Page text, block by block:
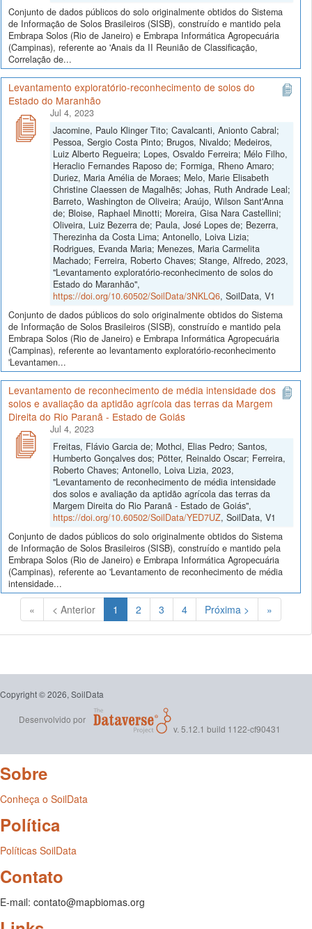
Conjunto de dados públicos do solo originalmente obtidos do Sistema
de Informação de Solos Brasileiros (SISB), construído e mantido pela
Embrapa Solos (Rio de Janeiro) e Embrapa Informática Agropecuária
(Campinas), referente ao 'Anais da II Reunião de Classificação,
Correlação de...
Levantamento exploratório-reconhecimento de solos do
Estado do Maranhão
Jul 4, 2023
Jacomine, Paulo Klinger Tito; Cavalcanti, Anionto Cabral;
Pessoa, Sergio Costa Pinto; Brugos, Nivaldo; Medeiros,
Luiz Alberto Regueira; Lopes, Osvaldo Ferreira; Mélo Filho,
Heraclio Fernandes Raposo de; Formiga, Rheno Amaro;
Duriez, Maria Amélia de Moraes; Melo, Marie Elisabeth
Christine Claessen de Magalhẽs; Johas, Ruth Andrade Leal;
Barreto, Washington de Oliveira; Araújo, Wilson Sant'Anna
de; Bloise, Raphael Minotti; Moreira, Gisa Nara Castellini;
Oliveira, Luiz Bezerra de; Paula, José Lopes de; Bezerra,
Therezinha da Costa Lima; Antonello, Loiva Lizia;
Rodrigues, Evanda Maria; Menezes, Maria Carmelita
Machado; Ferreira, Roberto Chaves; Stange, Alfredo, 2023,
"Levantamento exploratório-reconhecimento de solos do
Estado do Maranhão",
https://doi.org/10.60502/SoilData/3NKLQ6, SoilData, V1
Conjunto de dados públicos do solo originalmente obtidos do Sistema
de Informação de Solos Brasileiros (SISB), construído e mantido pela
Embrapa Solos (Rio de Janeiro) e Embrapa Informática Agropecuária
(Campinas), referente ao levantamento exploratório-reconhecimento
'Levantamen...
Levantamento de reconhecimento de média intensidade dos
solos e avaliação da aptidão agrícola das terras da Margem
Direita do Rio Paranã - Estado de Goiás
Jul 4, 2023
Freitas, Flávio Garcia de; Mothci, Elias Pedro; Santos,
Humberto Gonçalves dos; Pötter, Reinaldo Oscar; Ferreira,
Roberto Chaves; Antonello, Loiva Lizia, 2023,
"Levantamento de reconhecimento de média intensidade
dos solos e avaliação da aptidão agrícola das terras da
Margem Direita do Rio Paranã - Estado de Goiás",
https://doi.org/10.60502/SoilData/YED7UZ, SoilData, V1
Conjunto de dados públicos do solo originalmente obtidos do Sistema
de Informação de Solos Brasileiros (SISB), construído e mantido pela
Embrapa Solos (Rio de Janeiro) e Embrapa Informática Agropecuária
(Campinas), referente ao 'Levantamento de reconhecimento de média
intensidade...
« < Anterior 1 (Atual)
2 3 4 Próxima > »
Copyright © 2026, SoilData
Desenvolvido por
v. 5.12.1 build 1122-cf90431
Sobre
Conheça o SoilData
Política
Políticas SoilData
Contato
E-mail: contato@mapbiomas.org